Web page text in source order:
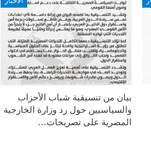
بيان من تنسيقية شباب الأحزاب
والسياسيين حول رد وزارة الخارجية
المصرية على تصريحات…